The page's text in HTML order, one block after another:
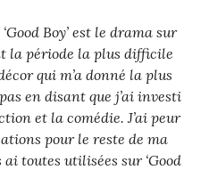
‘Good Boy’ est le drama sur
la période la plus difficile
qui m’a donné la plus
en disant que j’ai investi
et la comédie. J’ai peur
pour le reste de ma
toutes utilisées sur ‘Good